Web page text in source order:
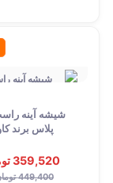
شیشه آینه
پلاس برند
359,520 تومان
449,400 تومان